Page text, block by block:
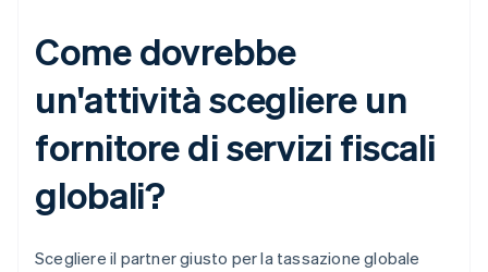
Come dovrebbe
un'attività scegliere un
fornitore di servizi fiscali
globali?
Scegliere il partner giusto per la tassazione globale